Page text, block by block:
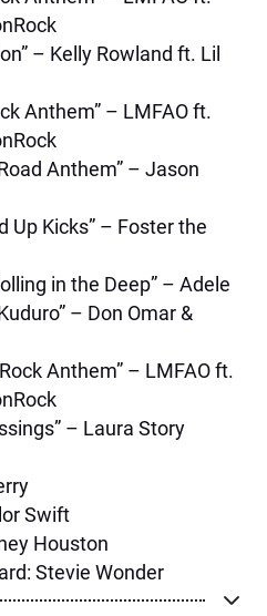
– Kelly Rowland ft. Lil
Anthem” – LMFAO ft.
Anthem” – Jason
Up Kicks” – Foster the
in the Deep” – Adele
– Don Omar &
Anthem” – LMFAO ft.
– Laura Story
Swift
Houston
Stevie Wonder